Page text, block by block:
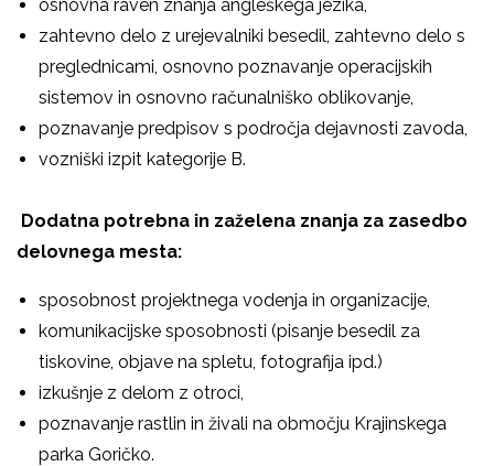
osnovna raven znanja angleškega jezika,
zahtevno delo z urejevalniki besedil, zahtevno delo s
preglednicami, osnovno poznavanje operacijskih
sistemov in osnovno računalniško oblikovanje,
poznavanje predpisov s področja dejavnosti zavoda,
vozniški izpit kategorije B.
Dodatna potrebna in zaželena znanja za zasedbo
delovnega mesta:
sposobnost projektnega vodenja in organizacije,
komunikacijske sposobnosti (pisanje besedil za
tiskovine, objave na spletu, fotografija ipd.)
izkušnje z delom z otroci,
poznavanje rastlin in živali na območju Krajinskega
parka Goričko.